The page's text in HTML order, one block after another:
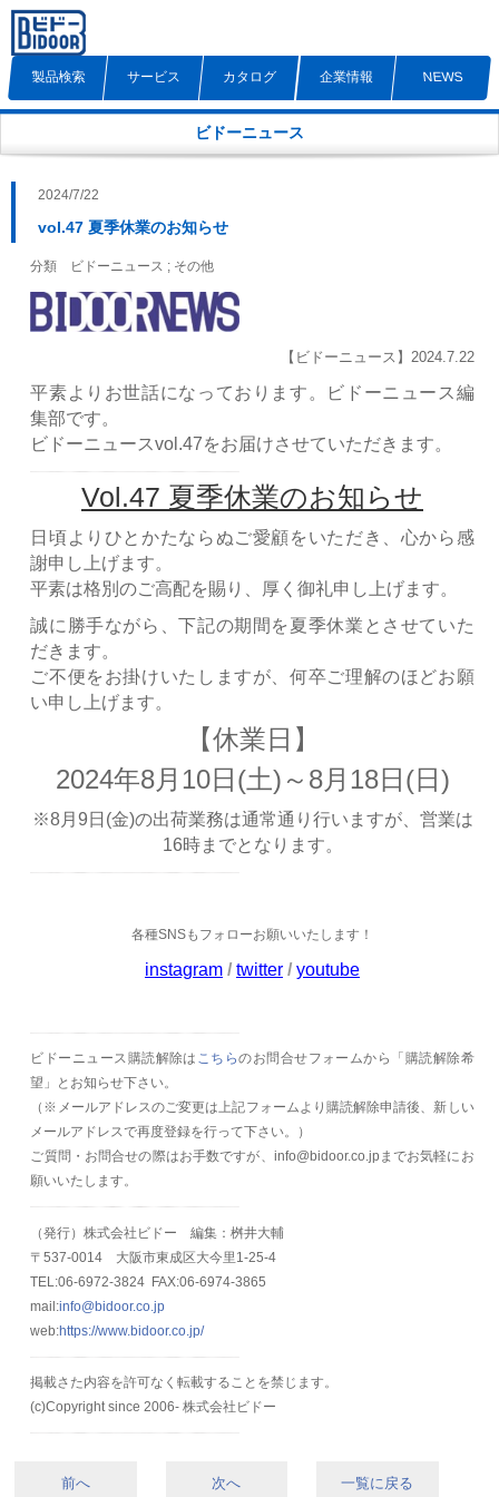
製品検索 サービス カタログ 企業情報 NEWS
ビドーニュース
2024/7/22
vol.47 夏季休業のお知らせ
分類 ビドーニュース ; その他
【ビドーニュース】2024.7.22
平素よりお世話になっております。ビドーニュース編
集部です。
ビドーニュースvol.47をお届けさせていただきます。
Vol.47 夏季休業のお知らせ
日頃よりひとかたならぬご愛顧をいただき、心から感
謝申し上げます。
平素は格別のご高配を賜り、厚く御礼申し上げます。
誠に勝手ながら、下記の期間を夏季休業とさせていた
だきます。
ご不便をお掛けいたしますが、何卒ご理解のほどお願
い申し上げます。
【休業日】
2024年8月10日(土)～8月18日(日)
※8月9日(金)の出荷業務は通常通り行いますが、営業は
16時までとなります。
各種SNSもフォローお願いいたします！
instagram / twitter / youtube
ビドーニュース購読解除は こちらのお問合せフォームから「購読解除希
望」とお知らせ下さい。
（ ※メールアドレスのご変更は上記フォームより購読解除申請後、新しい
メールアドレスで再度登録を行って下さい。）
ご質問・お問合せの際はお手数ですが、info@bidoor.co.jpまでお気軽にお
願いいたします。
（発行）株式会社ビドー 編集：桝井大輔
〒537-0014 大阪市東成区大今里1-25-4
TEL:06-6972-3824 FAX:06-6974-3865
mail:info@bidoor.co.jp
web:https://www.bidoor.co.jp/
掲載さた内容を許可なく転載することを禁じます。
(c)Copyright since 2006- 株式会社ビドー
前へ 次へ 一覧に戻る